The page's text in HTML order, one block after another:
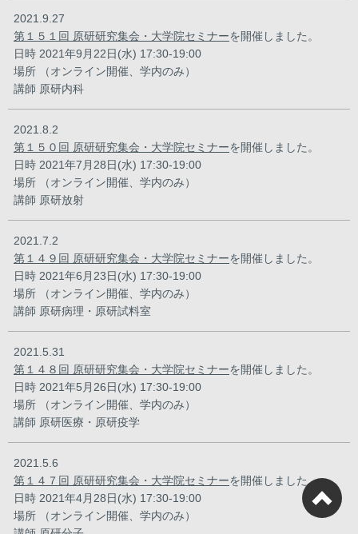
2021.9.27
第１５１回 原研研究集会・大学院セミナーを開催しました。
日時 2021年9月22日(水) 17:30-19:00
場所 （オンライン開催、学内のみ）
講師 原研内科
2021.8.2
第１５０回 原研研究集会・大学院セミナーを開催しました。
日時 2021年7月28日(水) 17:30-19:00
場所 （オンライン開催、学内のみ）
講師 原研放射
2021.7.2
第１４９回 原研研究集会・大学院セミナーを開催しました。
日時 2021年6月23日(水) 17:30-19:00
場所 （オンライン開催、学内のみ）
講師 原研病理・原研試料室
2021.5.31
第１４８回 原研研究集会・大学院セミナーを開催しました。
日時 2021年5月26日(水) 17:30-19:00
場所 （オンライン開催、学内のみ）
講師 原研医療・原研疫学
2021.5.6
第１４７回 原研研究集会・大学院セミナーを開催しました。
日時 2021年4月28日(水) 17:30-19:00
場所 （オンライン開催、学内のみ）